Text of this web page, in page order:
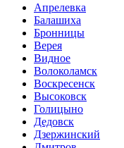
Апрелевка
Балашиха
Бронницы
Верея
Видное
Волоколамск
Воскресенск
Высоковск
Голицыно
Дедовск
Дзержинский